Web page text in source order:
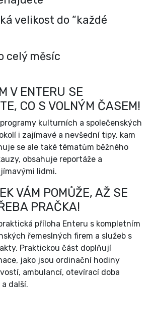
velikost do “každé
celý měsíc
V ENTERU SE
CO S VOLNÝM ČASEM!
kulturních a společenských
i zajímavé a nevšední tipy, kam
se ale také tématům běžného
obsahuje reportáže a
lidmi.
VÁM POMŮŽE, AŽ SE
PRAČKA!
příloha Enteru s kompletním
řemeslných firem a služeb s
Praktickou část doplňují
jako jsou ordinační hodiny
ambulancí, otevírací doba
další.